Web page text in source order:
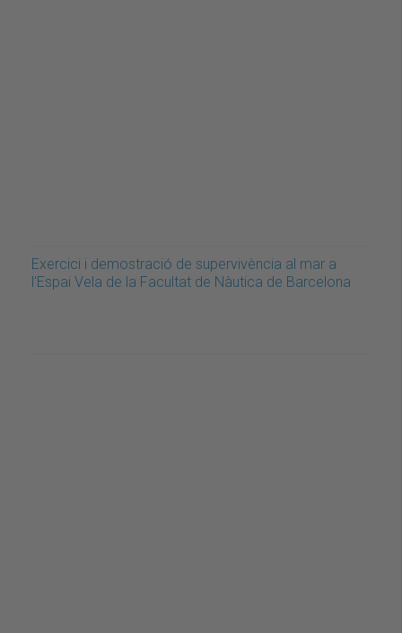
Exercici i demostració de supervivència al mar a
l'Espai Vela de la Facultat de Nàutica de Barcelona